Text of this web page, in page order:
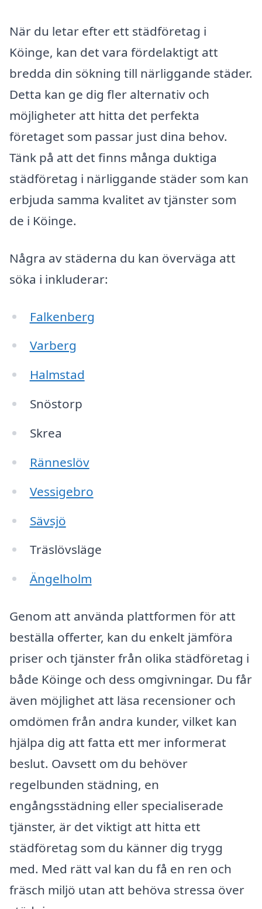
När du letar efter ett städföretag i
Köinge, kan det vara fördelaktigt att
bredda din sökning till närliggande städer.
Detta kan ge dig fler alternativ och
möjligheter att hitta det perfekta
företaget som passar just dina behov.
Tänk på att det finns många duktiga
städföretag i närliggande städer som kan
erbjuda samma kvalitet av tjänster som
de i Köinge.
Några av städerna du kan överväga att
söka i inkluderar:
Falkenberg
Varberg
Halmstad
Snöstorp
Skrea
Ränneslöv
Vessigebro
Sävsjö
Träslövsläge
Ängelholm
Genom att använda plattformen för att
beställa offerter, kan du enkelt jämföra
priser och tjänster från olika städföretag i
både Köinge och dess omgivningar. Du får
även möjlighet att läsa recensioner och
omdömen från andra kunder, vilket kan
hjälpa dig att fatta ett mer informerat
beslut. Oavsett om du behöver
regelbunden städning, en
engångsstädning eller specialiserade
tjänster, är det viktigt att hitta ett
städföretag som du känner dig trygg
med. Med rätt val kan du få en ren och
fräsch miljö utan att behöva stressa över